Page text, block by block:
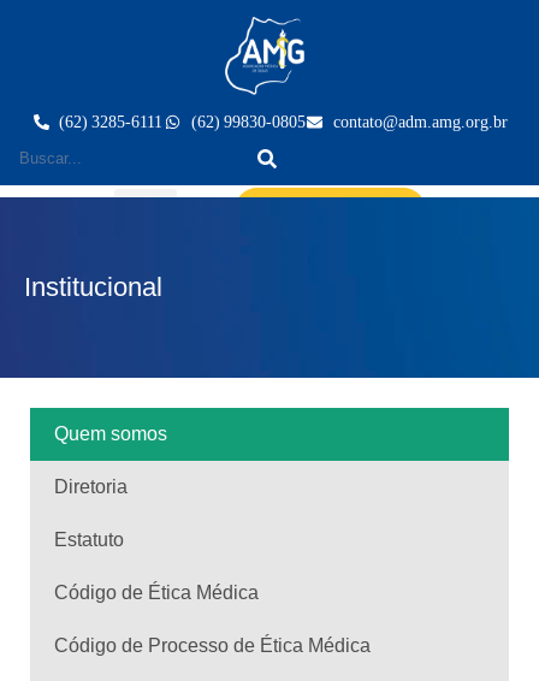
(62) 3285-6111 (62) 99830-0805 contato@adm.amg.org.br
Institucional
Quem somos
Diretoria
Estatuto
Código de Ética Médica
Código de Processo de Ética Médica